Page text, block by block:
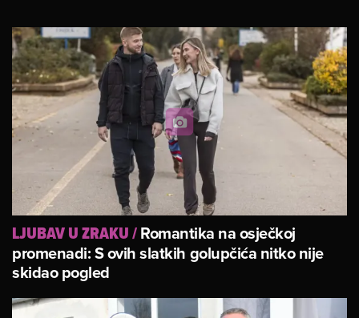
LJUBAV U ZRAKU/Romantika na osječkoj
promenadi: S ovih slatkih golupčića nitko nije
skidao pogled